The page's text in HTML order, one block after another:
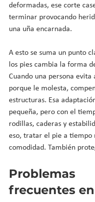
deformadas, ese corte
terminar provocando
una uña encarnada.
A esto se suma un punto
los pies cambia la forma
Cuando una persona evita
porque le molesta,
estructuras. Esa
pequeña, pero con el
rodillas, caderas y
eso, tratar el pie a tiempo
comodidad. También
Problemas
frecuentes